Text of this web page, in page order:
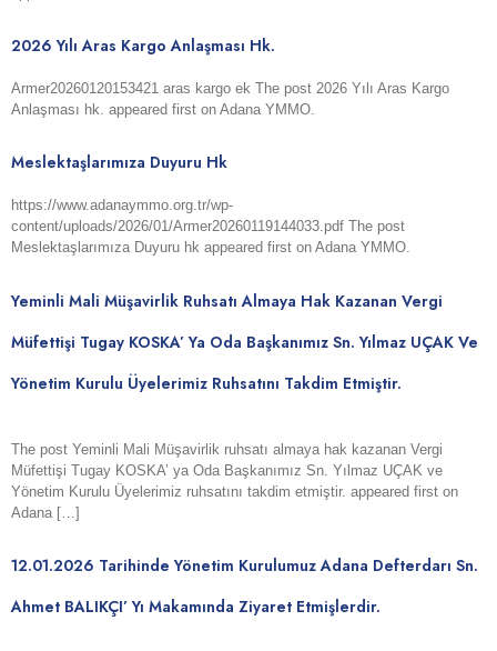
2026 Yılı Aras Kargo Anlaşması Hk.
Armer20260120153421 aras kargo ek The post 2026 Yılı Aras Kargo
Anlaşması hk. appeared first on Adana YMMO.
Meslektaşlarımıza Duyuru Hk
https://www.adanaymmo.org.tr/wp-
content/uploads/2026/01/Armer20260119144033.pdf The post
Meslektaşlarımıza Duyuru hk appeared first on Adana YMMO.
Yeminli Mali Müşavirlik Ruhsatı Almaya Hak Kazanan Vergi
Müfettişi Tugay KOSKA’ Ya Oda Başkanımız Sn. Yılmaz UÇAK Ve
Yönetim Kurulu Üyelerimiz Ruhsatını Takdim Etmiştir.
The post Yeminli Mali Müşavirlik ruhsatı almaya hak kazanan Vergi
Müfettişi Tugay KOSKA’ ya Oda Başkanımız Sn. Yılmaz UÇAK ve
Yönetim Kurulu Üyelerimiz ruhsatını takdim etmiştir. appeared first on
Adana […]
12.01.2026 Tarihinde Yönetim Kurulumuz Adana Defterdarı Sn.
Ahmet BALIKÇI’ Yı Makamında Ziyaret Etmişlerdir.